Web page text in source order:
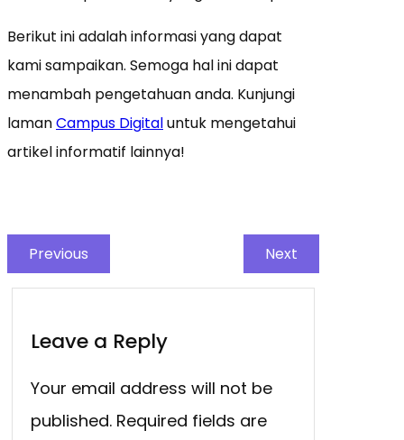
Berikut ini adalah informasi yang dapat
kami sampaikan. Semoga hal ini dapat
menambah pengetahuan anda. Kunjungi
lamanCampus Digitaluntuk mengetahui
artikel informatif lainnya!
Previous Next
Leave a Reply
Your email address will not be
published. Required fields are